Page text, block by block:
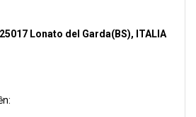
Lonato del Garda(BS), ITALIA